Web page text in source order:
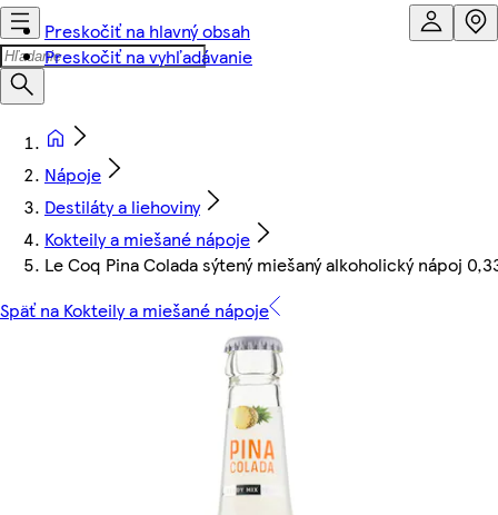
Preskočiť na hlavný obsah
Preskočiť na vyhľadávanie
Nápoje
Destiláty a liehoviny
Kokteily a miešané nápoje
Le Coq Pina Colada sýtený miešaný alkoholický nápoj
Späť na Kokteily a miešané nápoje